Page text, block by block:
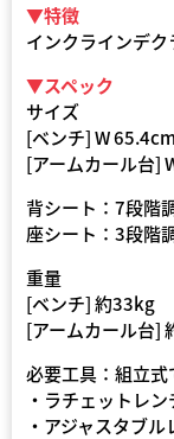
▼特徴
インクラインデ
▼スペック
サイズ
[ベンチ] W
[アームカール台]
背シート：7段階
座シート：3段階
重量
[ベンチ] 約33kg
[アームカール台]
必要工具：組立式
・ラチェットレ
・アジャスタブル